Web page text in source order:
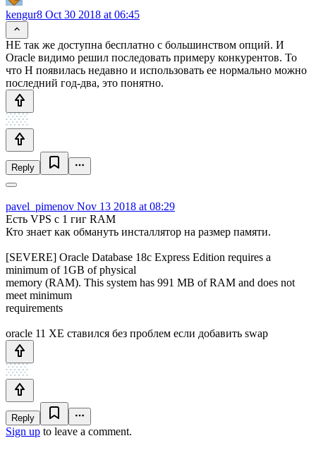
kengur8 Oct 30 2018 at 06:45
HE так же доступна бесплатно с большинством опций. И
Oracle видимо решил последовать примеру конкурентов. То
что H появилась недавно и использовать ее нормально можно
последний год-два, это понятно.
Reply
pavel_pimenov Nov 13 2018 at 08:29
Есть VPS с 1 гиг RAM
Кто знает как обмануть инсталлятор на размер памяти.
[SEVERE] Oracle Database 18c Express Edition requires a
minimum of 1GB of physical
memory (RAM). This system has 991 MB of RAM and does not
meet minimum
requirements
oracle 11 XE ставился без проблем если добавить swap
Reply
Sign up to leave a comment.